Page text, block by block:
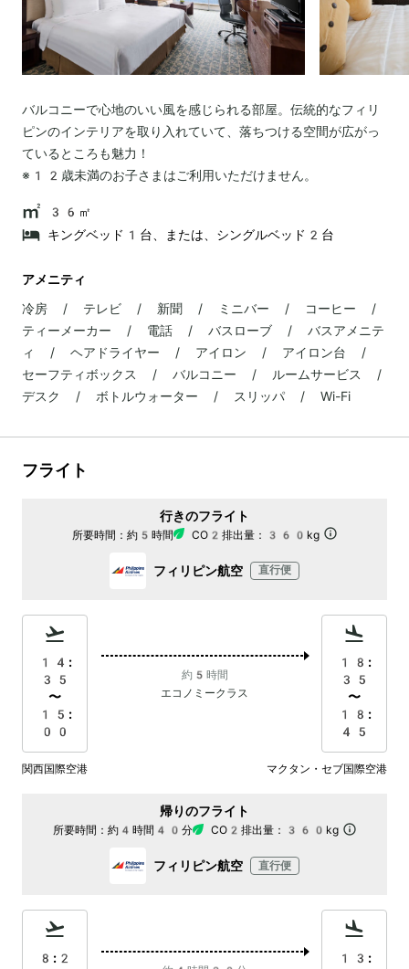
バルコニーで心地のいい風を感じられる部屋。伝統的なフィリ
ピンのインテリアを取り入れていて、落ちつける空間が広がっ
ているところも魅力！
※12歳未満のお子さまはご利用いただけません。
36㎡
キングベッド1台、または、シングルベッド2台
アメニティ
冷房 / テレビ / 新聞 / ミニバー / コーヒー /
ティーメーカー / 電話 / バスローブ / バスアメニテ
ィ / ヘアドライヤー / アイロン / アイロン台 /
セーフティボックス / バルコニー / ルームサービス /
デスク / ボトルウォーター / スリッパ / Wi-Fi
フライト
行きのフライト
所要時間： 約5時間 CO2排出量： 360kg
フィリピン航空 直行便
14:
35
〜
15:
00
約5時間
エコノミークラス
18:
35
〜
18:
45
関西国際空港 マクタン・セブ国際空港
帰りのフライト
所要時間： 約4時間40分 CO2排出量： 360kg
フィリピン航空 直行便
8:2
13: